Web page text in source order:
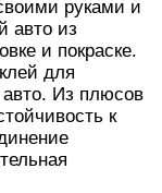
руками и
авто из
и покраске.
для
Из плюсов
к